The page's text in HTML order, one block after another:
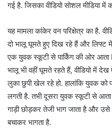
गई है. जिसका वीडियो सोशल मीडिया में
यह मामला कांकेर वन परिक्षेत्र का है.
दो भालू घूमते हुए दिख रहे हैं और लिफ्ट
एक युवक स्कूटी से पार्किंग की ओर आता
भालू भी वहीं घूमते रहते हैं, वीडियो में
लुका छुपी खेल रहे हो. हालांकि युवक
लगती है. तभी दूसरा युवक स्कूटी से
गाड़ी छोड़कर तेजी भाग जाता है और
बचाकर भागता है.